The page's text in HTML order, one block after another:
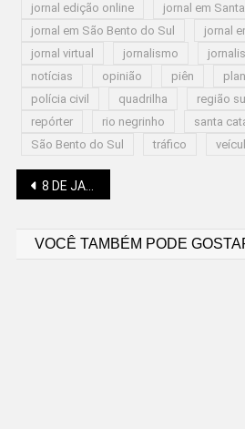
jornal edição online
jornal em
jornal em São Bento do Sul
jornal
jornal virtual
jornalismo
notícias
opinião piên
polícia civil
quadrilha região sul
repórter
rio negrinho
santa
São Bento do Sul
tráfico
8 DE JANEIRO: JÁ SÃO 1.246 DENÚNCIAS ACEITAS
VOCÊ TAMBÉM PODE